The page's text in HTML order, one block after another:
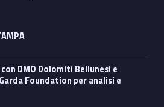
Foundation per analisi e